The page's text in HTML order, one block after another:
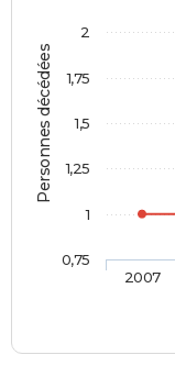
Personnes décédées
2007
0,75
1
1,25
1,5
1,75
2